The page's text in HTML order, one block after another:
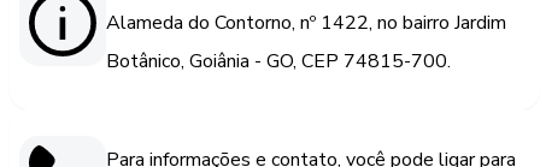
Alameda do Contorno, nº 1422, no bairro Jardim
Botânico, Goiânia - GO, CEP 74815-700.
Para informações e contato, você pode ligar para